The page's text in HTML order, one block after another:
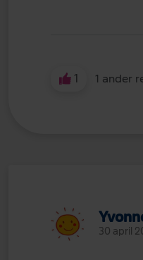
1 1 ander
30 april